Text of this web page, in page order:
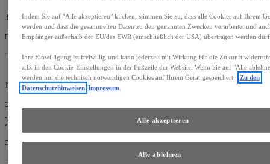
Benzin
Energieträger
entfällt
4,5 l/100 km
Emissionen
102g/km
Indem Sie auf "Alle akzeptieren" klicken, stimmen Sie zu, dass alle Cookies auf Ihrem
werden und dass die gesammelten Daten zu den genannten Zwecken verarbeitet und
Empfänger außerhalb der EU/des EWR (einschließlich der USA) übertragen werden
Ihre Einwilligung ist freiwillig und kann jederzeit mit Wirkung für die Zukunft
z.B. in den Cookie-Einstellungen in der Fußzeile der Website. Wenn Sie auf "Alle
werden nur die technisch notwendigen Cookies auf Ihrem Gerät gespeichert.
Zu den
Datenschutzhinweisen Impressum
Alle ablehnen
Alle akzeptieren